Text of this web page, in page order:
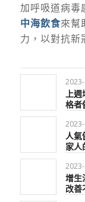
加呼吸道病毒
中海飲食來幫
力，以對抗新
上
格者
人
家人
增生
改善